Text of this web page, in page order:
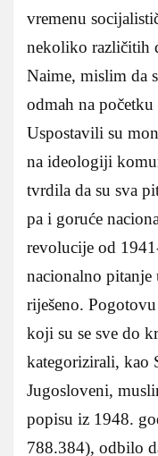
vremenu
nekoliko različitih
Naime, mislim da
odmah na
Uspostavili su
na ideologiji
tvrdila da su sva
pa i goruće
revolucije od
nacionalno
riješeno.
koji su se sve do
kategorizirali, kao
Jugosloveni,
popisu iz 1948.
788.384), odbilo